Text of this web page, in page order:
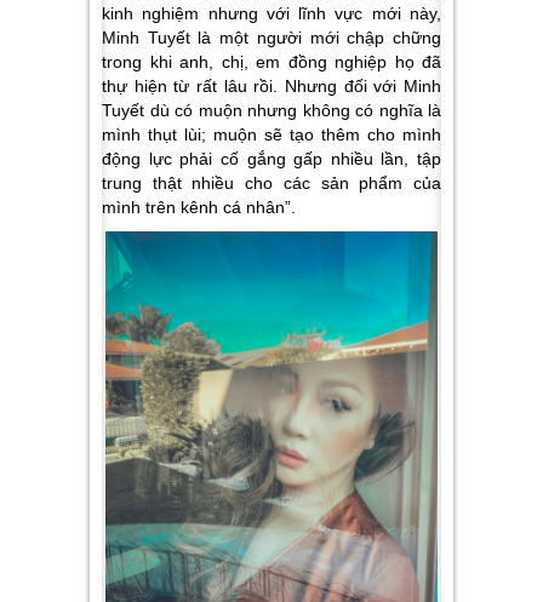
kinh nghiệm nhưng với lĩnh vực mới này,
Minh Tuyết là một người mới chập chững
trong khi anh, chị, em đồng nghiệp họ đã
thự hiện từ rất lâu rồi. Nhưng đối với Minh
Tuyết dù có muộn nhưng không có nghĩa là
mình thụt lùi; muộn sẽ tạo thêm cho mình
động lực phải cố gắng gấp nhiều lần, tập
trung thật nhiều cho các sản phẩm của
mình trên kênh cá nhân”.